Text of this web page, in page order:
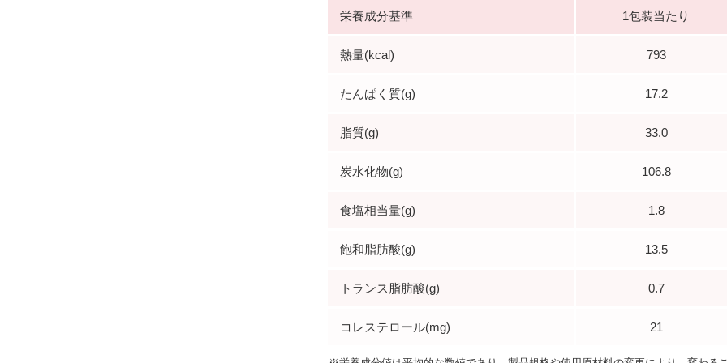
栄養成分基準 1包装当たり
熱量(kcal) 793
たんぱく質(g) 17.2
脂質(g) 33.0
炭水化物(g) 106.8
食塩相当量(g) 1.8
飽和脂肪酸(g) 13.5
トランス脂肪酸(g) 0.7
コレステロール(mg) 21